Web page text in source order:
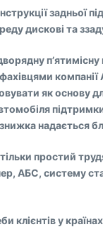
дискові та
як
надається
простий
АБС, систему
клієнтів у